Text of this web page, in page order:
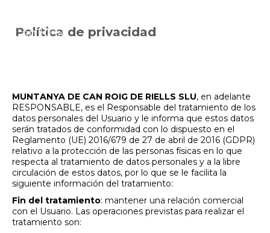
Política de privacidad
MUNTANYA DE CAN ROIG DE RIELLS SLU, en adelante
RESPONSABLE, es el Responsable del tratamiento de los
datos personales del Usuario y le informa que estos datos
serán tratados de conformidad con lo dispuesto en el
Reglamento (UE) 2016/679 de 27 de abril de 2016 (GDPR)
relativo a la protección de las personas físicas en lo que
respecta al tratamiento de datos personales y a la libre
circulación de estos datos, por lo que se le facilita la
siguiente información del tratamiento:
Fin del tratamiento: mantener una relación comercial
con el Usuario. Las operaciones previstas para realizar el
tratamiento son: